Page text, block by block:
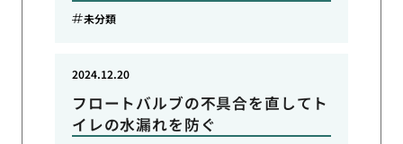
未分類
フロートバルブの不具合を直してト
イレの水漏れを防ぐ
2024.12.20